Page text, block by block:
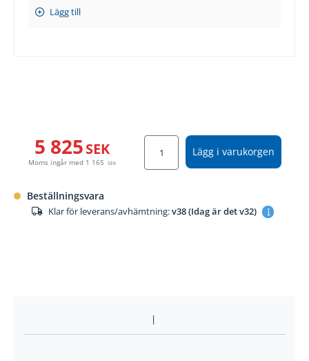
Lägg till
Lägg i varukorgen
5 825SEK
Moms ingår med 1 165 SEK
Beställningsvara
Klar för leverans/avhämtning:v38 (Idag är det v32)